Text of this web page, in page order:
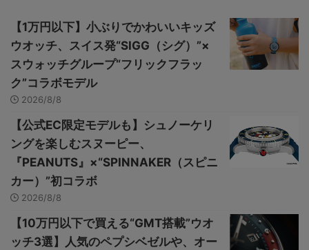
【1万円以下】小ぶりでかわいいキッズ
ウオッチ、スイス発“SIGG（シグ）”×
スウォッチグループ“フリックフラッ
ク”コラボモデル
2026/8/8
【公式EC限定モデルも】シュノーケリ
ングを楽しむスヌーピー、
『PEANUTS』×“SPINNAKER（スピニ
カー）”初コラボ
2026/8/8
【10万円以下で買える“GMT搭載”ウオ
ッチ3選】人気のペプシベゼルや、オー